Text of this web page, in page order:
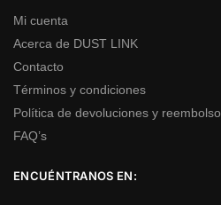
Mi cuenta
Acerca de DUST LINK
Contacto
Términos y condiciones
Política de devoluciones y reembolso
FAQ’s
ENCUÉNTRANOS EN: